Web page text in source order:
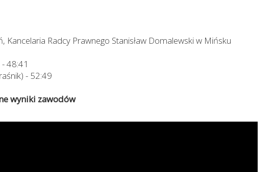
Kancelaria Radcy Prawnego Stanisław Domalewski w Mińsku
48:41
- 52:49
wyniki zawodów